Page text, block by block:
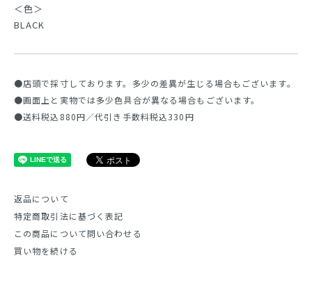
＜色＞
BLACK
●店頭で採寸しております。多少の差異が生じる場合もございます。
●画面上と実物では多少色具合が異なる場合もございます。
●送料税込880円／代引き手数料税込330円
返品について
特定商取引法に基づく表記
この商品について問い合わせる
買い物を続ける